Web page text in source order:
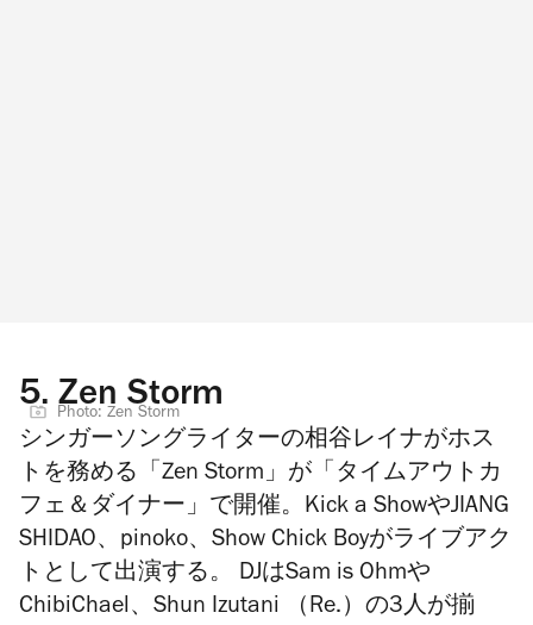
5. Zen Storm
Photo: Zen Storm
シンガーソングライターの相谷レイナがホス
トを務める「Zen Storm」が「タイムアウトカ
フェ＆ダイナー」で開催。Kick a ShowやJIANG
SHIDAO、pinoko、Show Chick Boyがライブアク
トとして出演する。 DJはSam is Ohmや
ChibiChael、Shun Izutani （Re.）の3人が揃